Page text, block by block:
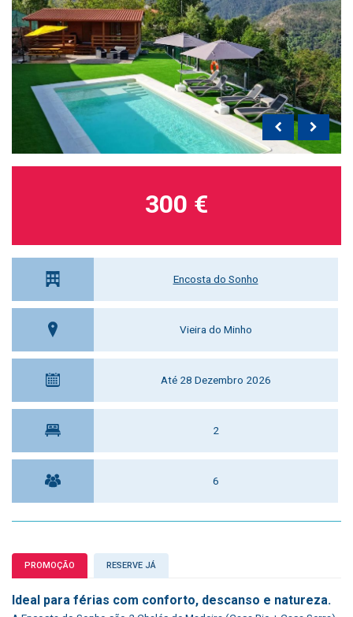
Encosta do Sonho
Vieira do Minho
Até 28 Dezembro 2026
2
6
300 €
PROMOÇÃO RESERVE JÁ
Ideal para férias com conforto, descanso e natureza.